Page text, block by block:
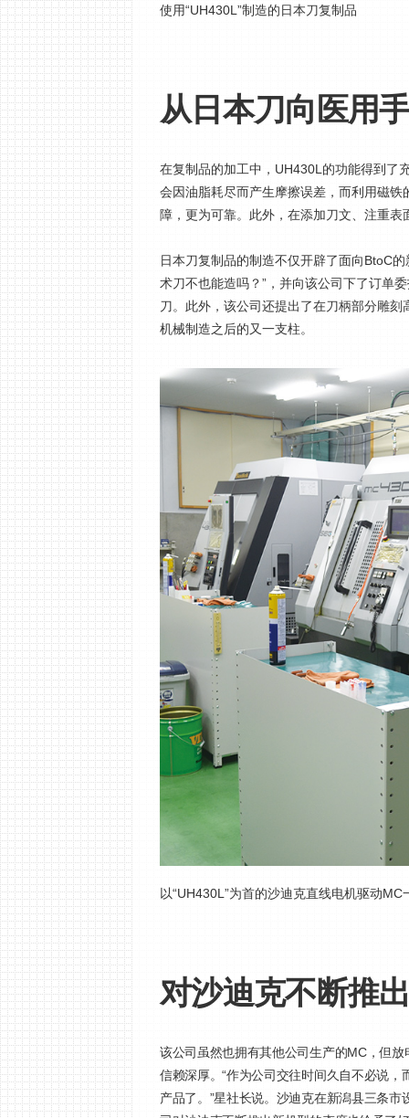
使用“UH430L”制造的日本刀复制品
从日本刀向医用
在复制品的加工中，UH430L的功能得到了
会因油脂耗尽而产生摩擦误差，而利用磁
障，更为可靠。此外，在添加刀文、注重
日本刀复制品的制造不仅开辟了面向BtoC
术刀不也能造吗？”，并向该公司下了订单
刀。此外，该公司还提出了在刀柄部分雕
机械制造之后的又一支柱。
以“UH430L”为首的沙迪克直线电机驱动MC
对沙迪克不断推
该公司虽然也拥有其他公司生产的MC，但
信赖深厚。“作为公司交往时间久自不必说
产品了。”星社长说。沙迪克在新潟县三条